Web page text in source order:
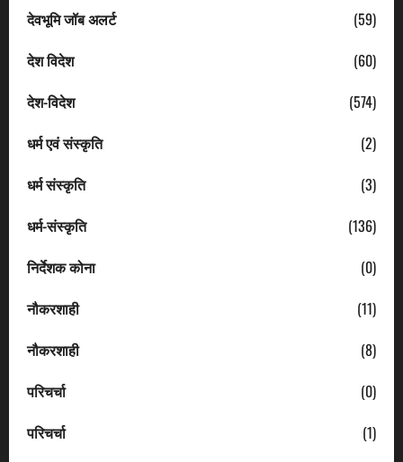
देवभूमि जॉब अलर्ट
(59)
देश विदेश
(60)
देश-विदेश
(574)
धर्म एवं संस्कृति
(2)
धर्म संस्कृति
(3)
धर्म-संस्कृति
(136)
निर्देशक कोना
(0)
नौकरशाही
(11)
नौकरशाही
(8)
परिचर्चा
(0)
परिचर्चा
(1)